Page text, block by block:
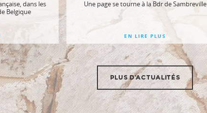
dans les
Belgique
Une page se tourne à la Bdr de Sambreville
EN LIRE PLUS
PLUS D'ACTUALITÉS